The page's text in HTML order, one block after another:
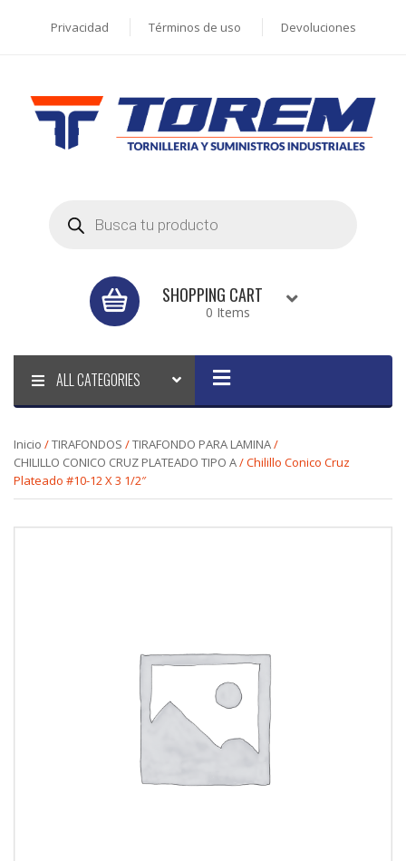
Privacidad Términos de uso Devoluciones
search
SHOPPING CART
0 Items
ALL CATEGORIES
Inicio /TIRAFONDOS /TIRAFONDO PARA LAMINA/
CHILILLO CONICO CRUZ PLATEADO TIPO A/ Chilillo Conico Cruz
Plateado #10-12 X 3 1/2″